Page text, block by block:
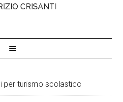
CRISANTI
per turismo scolastico